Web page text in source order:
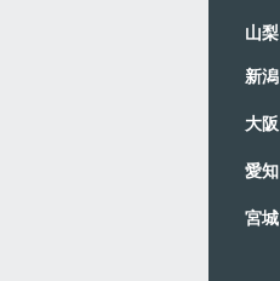
山梨
新潟
大阪
愛知
宮城